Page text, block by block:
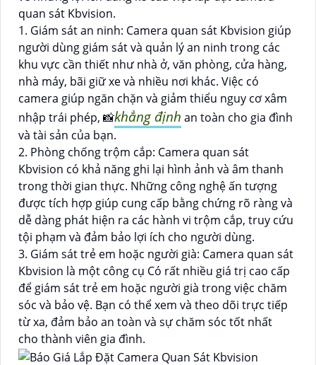
quan sát Kbvision.
1. Giám sát an ninh: Camera quan sát Kbvision giúp
người dùng giám sát và quản lý an ninh trong các
khu vực cần thiết như nhà ở, văn phòng, cửa hàng,
nhà máy, bãi giữ xe và nhiều nơi khác. Việc có
camera giúp ngăn chặn và giảm thiểu nguy cơ xâm
nhập trái phép, 📸khẳng định an toàn cho gia đình
và tài sản của bạn.
2. Phòng chống trộm cắp: Camera quan sát
Kbvision có khả năng ghi lại hình ảnh và âm thanh
trong thời gian thực. Những công nghệ ấn tượng
được tích hợp giúp cung cấp bằng chứng rõ ràng và
dễ dàng phát hiện ra các hành vi trộm cắp, truy cứu
tội phạm và đảm bảo lợi ích cho người dùng.
3. Giám sát trẻ em hoặc người già: Camera quan sát
Kbvision là một công cụ Có rất nhiều giá trị cao cấp
để giám sát trẻ em hoặc người già trong việc chăm
sóc và bảo vệ. Bạn có thể xem và theo dõi trực tiếp
từ xa, đảm bảo an toàn và sự chăm sóc tốt nhất
cho thành viên gia đình.